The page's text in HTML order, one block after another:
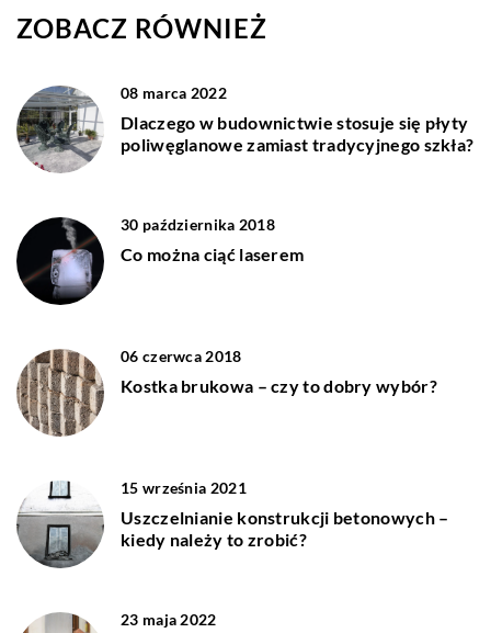
ZOBACZ RÓWNIEŻ
08 marca 2022
Dlaczego w budownictwie stosuje się płyty
poliwęglanowe zamiast tradycyjnego szkła?
30 października 2018
Co można ciąć laserem
06 czerwca 2018
Kostka brukowa – czy to dobry wybór?
15 września 2021
Uszczelnianie konstrukcji betonowych –
kiedy należy to zrobić?
23 maja 2022